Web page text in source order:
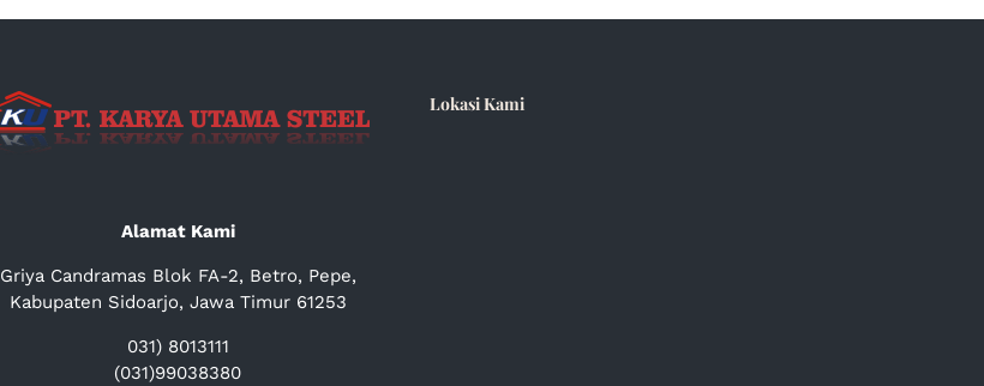
Alamat Kami
Griya Candramas Blok FA-2, Betro, Pepe,
Kabupaten Sidoarjo, Jawa Timur 61253
031) 8013111
(031)99038380
Lokasi Kami